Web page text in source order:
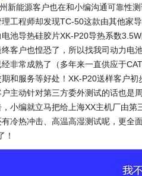
能源客户也在和小编沟通可靠性测
理工程师却发现TC-50这款由其他家
池导热硅胶片XK-P20导热系数
客户也惶恐了，所以找我司动力电
经非常成熟了（多年来一直供应于
和服务等好处！XK-P20送样客户
主动针对第三方委外测试的话也是
小编就立马把给上海XX主机厂由
冷热冲击、高温高湿测试呢，更全
！